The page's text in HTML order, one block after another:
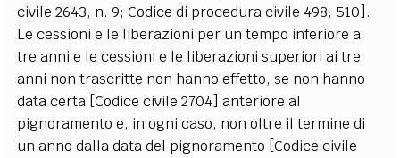
civile 2643, n. 9; Codice di procedura civile 498, 510].
Le cessioni e le liberazioni per un tempo inferiore a
tre anni e le cessioni e le liberazioni superiori ai tre
anni non trascritte non hanno effetto, se non hanno
data certa [Codice civile 2704] anteriore al
pignoramento e, in ogni caso, non oltre il termine di
un anno dalla data del pignoramento [Codice civile